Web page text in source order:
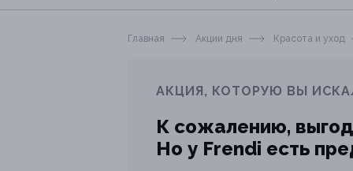
Главная Акции дня Красота и уход
АКЦИЯ, КОТОРУЮ ВЫ
К сожалению,
Но у Frendi есть